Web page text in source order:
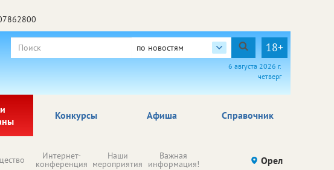
по новостям 18+
6 августа 2026 г.
четверг
Афиша Справочник
Конкурсы
Интернет-
конференция
Наши
мероприятия
Важная
информация! Происшествия Здоровье
Орел